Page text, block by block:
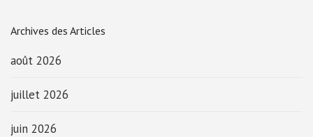
Archives des Articles
août 2026
juillet 2026
juin 2026